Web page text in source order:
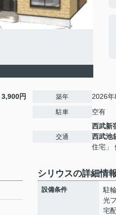
3,900円 築年 2026
駐車 空有
交通
西武新
西武池
住宅」
シリウスの詳細情
設備条件
駐
光
宅